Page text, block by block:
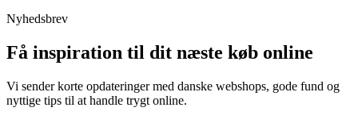
Nyhedsbrev
Få inspiration til dit næste køb online
Vi sender korte opdateringer med danske webshops, gode fund og
nyttige tips til at handle trygt online.